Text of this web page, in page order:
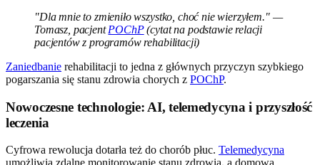
"Dla mnie to zmieniło wszystko, choć nie wierzyłem." —
Tomasz, pacjentPOChP(cytat na podstawie relacji
pacjentów z programów rehabilitacji)
Zaniedbanie rehabilitacji to jedna z głównych przyczyn szybkiego
pogarszania się stanu zdrowia chorych z POChP.
Nowoczesne technologie: AI, telemedycyna i przyszłość
leczenia
Cyfrowa rewolucja dotarła też do chorób płuc. Telemedycyna